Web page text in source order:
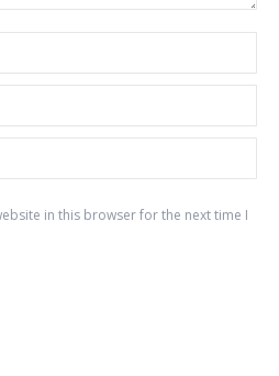
in this browser for the next time I